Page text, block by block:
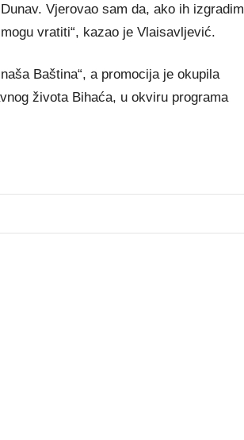
Vjerovao sam da, ako ih izgradim
vratiti“, kazao je Vlaisavljević.
Baština“, a promocija je okupila
života Bihaća, u okviru programa